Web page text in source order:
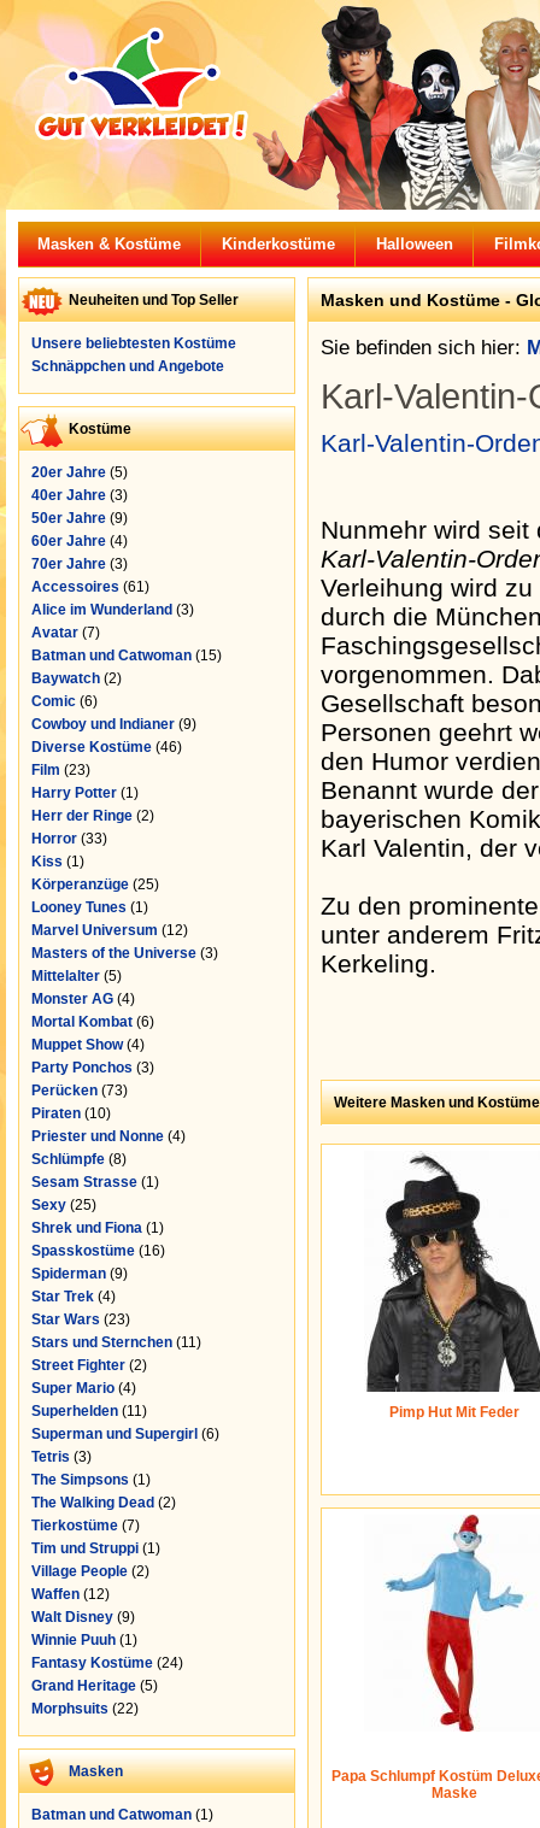
Masken & Kostüme Kinderkostüme Halloween
Neuheiten und Top Seller
Unsere beliebtesten Kostüme
Schnäppchen und Angebote
Kostüme
20er Jahre (5)
40er Jahre (3)
50er Jahre (9)
60er Jahre (4)
70er Jahre (3)
Accessoires (61)
Alice im Wunderland (3)
Avatar (7)
Batman und Catwoman (15)
Baywatch (2)
Comic (6)
Cowboy und Indianer (9)
Diverse Kostüme (46)
Film (23)
Harry Potter (1)
Herr der Ringe (2)
Horror (33)
Kiss (1)
Körperanzüge (25)
Looney Tunes (1)
Marvel Universum (12)
Masters of the Universe (3)
Mittelalter (5)
Monster AG (4)
Mortal Kombat (6)
Muppet Show(4)
Party Ponchos (3)
Perücken (73)
Piraten (10)
Priester und Nonne (4)
Schlümpfe (8)
Sesam Strasse (1)
Sexy (25)
Shrek und Fiona (1)
Spasskostüme (16)
Spiderman (9)
Star Trek (4)
Star Wars (23)
Stars und Sternchen (11)
Street Fighter (2)
Super Mario (4)
Superhelden (11)
Superman und Supergirl (6)
Tetris (3)
The Simpsons (1)
The Walking Dead (2)
Tierkostüme (7)
Tim und Struppi (1)
Village People (2)
Waffen (12)
Walt Disney (9)
Winnie Puuh (1)
Fantasy Kostüme (24)
Grand Heritage (5)
Morphsuits (22)
Masken
Batman und Catwoman (1)
Masken und Kostüme -
Sie befinden sich hier:
Karl-Valentin-
Karl-Valentin-
Nunmehr wird seit
Karl-Valentin-
Verleihung wird
durch die
vorgenommen.
Gesellschaft
Personen geehrt
den Humor
Benannt wurde
bayerischen
Karl Valentin, der
Zu den
unter anderem
Kerkeling.
Weitere Masken und
Pimp Hut Mit Feder
Papa Schlumpf Kostüm
Maske